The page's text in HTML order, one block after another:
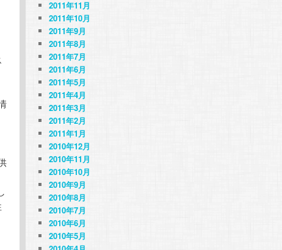
2011年11月
2011年10月
2011年9月
2011年8月
2011年7月
2011年6月
2011年5月
2011年4月
2011年3月
2011年2月
2011年1月
2010年12月
2010年11月
2010年10月
2010年9月
2010年8月
2010年7月
2010年6月
2010年5月